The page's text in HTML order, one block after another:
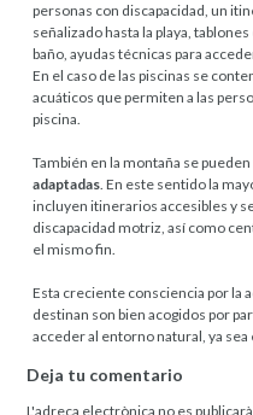
personas con discapacidad, un
señalizado hasta la playa,
baño, ayudas técnicas para
En el caso de las piscinas se
acuáticos que permiten a las
piscina.
También en la montaña se
adaptadas. En este sentido la
incluyen itinerarios accesibles y
discapacidad motriz, así como
el mismo fin.
Esta creciente consciencia por la
destinan son bien acogidos por
acceder al entorno natural, ya sea
Deja tu comentario
L'adreça electrònica no es